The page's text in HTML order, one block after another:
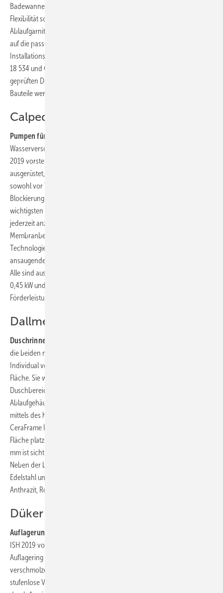
Badewannen sowie flachen und superflachen Duschwannen. Für
Flexibilität sorgt, dass der vorinstallierte Anschluss für die
Ablaufgarnitur bei Easy Connect nicht starr, sondern biegsam ist und
auf die passende Länge ausgezogen werden kann. Die
Installationsbox erfüllt die aktuellen Dichtheitsnormen nach DIN
18 534 und Önorm B3407 und ist nach ETAG 022 geprüft. Die Kiwa-
geprüften Dichtkomponenten sind im Lieferumfang enthalten und die
Bauteile werkseitig vorkonfektioniert.
Calpeda
Pumpen für die Wasserversorgung:
Wasserversorgungsanlagen der Baureihe e-idos, die Calpeda zur ISH
2019 vorstellte, sind mit Sensorik und einer intelligenten Software
ausgerüstet, die, neben der druckabhängigen Steuerung, die Pumpe
sowohl vor Trockenlauf als auch vor Überlast schützt und eine
Blockierung der Pumpe und Systemleckagen signalisiert. Die
wichtigsten Parameter können sich Anwender am LCD-Display
jederzeit anzeigen lassen. Im Komfortmodus kann das System ohne
Membranbehälter betrieben werden. Calpeda bietet mit dieser
Technologie drei Baureihen an: selbst ansaugende Jetpumpen, selbst
ansaugende mehrstufige und normal saugende mehrstufige Pumpen.
Alle sind aus Edelstahl gefertigt. Der Leistungsbereich liegt zwischen
0,45 kW und 0,75 kW. Die Systeme erreichen bis zu 6 m³/h
Förderleistung und Differenzdrücke bis zu 4,6 bar.
Dallmer
Duschrinnen für die Fläche:
die beiden neuen Duschrinnen CeraFloor Individual und CeraFrame
Individual vor. CeraFloor Individual ist die filigrane Duschrinne für die
Fläche. Sie wird in einem Maß von 1500 mm geliefert und kann je nach
Duschbereich gekürzt werden. In Kombination mit dem
Ablaufgehäuse DallFlex ist das System DIN-18 534-konform und
mittels des herausnehmbaren Geruchsverschlusses zu reinigen.
CeraFrame Individual ist eine kompakte, kurze Duschrinne, die in der
Fläche platziert wird. Lediglich ein Rechteck mit den Maßen 300 x 50
mm ist sichtbar. Die Abdeckungen der beiden Rinnen sind befliesbar.
Neben der befliesbaren Variante sind die Produktneuheiten in
Edelstahl und auch mit matter PVD-Beschichtung in den Farben
Anthrazit, Rotgold und Messing erhältlich.
Düker
Auflagerung für Gussrohre:
ISH 2019 vorstellte, dient als Auflagerung für Fallrohrstützen.
Auflagering und Konsole sind hier zu einem einzigen Gussteil
verschmolzen. Der Auflagering ist oval ausgeformt und erlaubt so eine
stufenlose Verstellung des Rohr-Wand-Abstands um bis zu 50 mm